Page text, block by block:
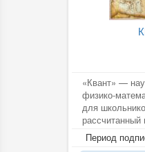
«Квант» —
физико-
для
рассчитанный
читателя.
Период